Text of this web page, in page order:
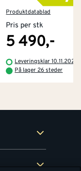
Produktdatablad
Pris per stk
5 490,-
Leveringsklar 10.11.2026
På lager 26 steder